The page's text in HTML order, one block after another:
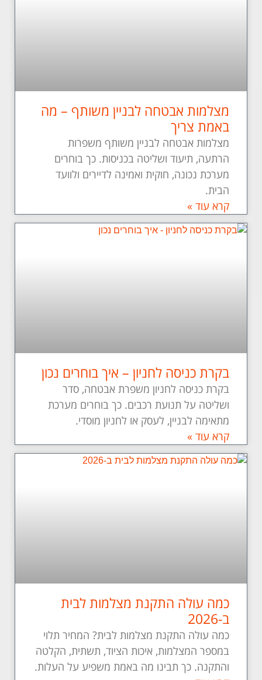
מצלמות אבטחה לבניין משותף – מה
באמת צריך
מצלמות אבטחה לבניין משותף משפרות
הרתעה, תיעוד ושליטה בכניסות. כך בוחרים
מערכת נכונה, חוקית ואמינה לדיירים ולוועד
הבית.
קרא עוד »
בקרת כניסה לחניון – איך בוחרים נכון
בקרת כניסה לחניון משפרת אבטחה, סדר
ושליטה על תנועת רכבים. כך בוחרים מערכת
מתאימה לבניין, לעסק או לחניון מוסדי.
קרא עוד »
כמה עולה התקנת מצלמות לבית
ב-2026
כמה עולה התקנת מצלמות לבית? המחיר תלוי
במספר המצלמות, איכות הציוד, תשתית, הקלטה
והתקנה. כך תבינו מה באמת משפיע על העלות.